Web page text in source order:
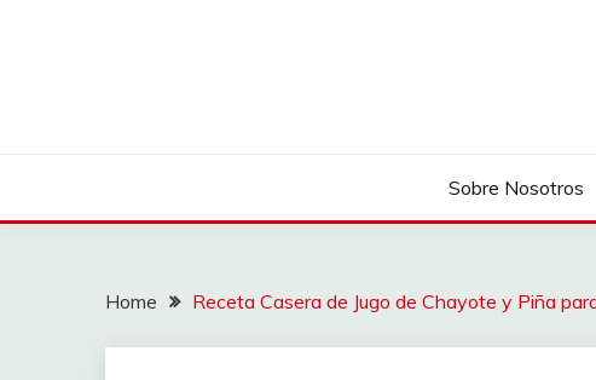
Sobre Nosotros
Home Receta Casera de Jugo de Chayote y Piña